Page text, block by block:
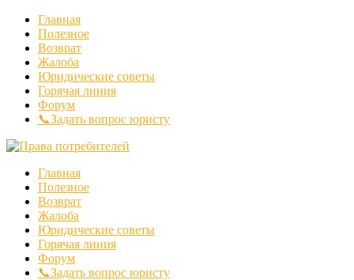
Главная
Полезное
Возврат
Жалоба
Юридические советы
Горячая линия
Форум
📞Задать вопрос юристу
Главная
Полезное
Возврат
Жалоба
Юридические советы
Горячая линия
Форум
📞Задать вопрос юристу